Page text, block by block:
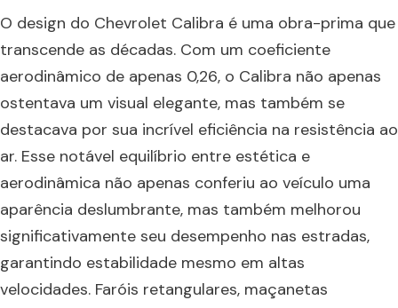
O design do Chevrolet Calibra é uma obra-prima que
transcende as décadas. Com um coeficiente
aerodinâmico de apenas 0,26, o Calibra não apenas
ostentava um visual elegante, mas também se
destacava por sua incrível eficiência na resistência ao
ar. Esse notável equilíbrio entre estética e
aerodinâmica não apenas conferiu ao veículo uma
aparência deslumbrante, mas também melhorou
significativamente seu desempenho nas estradas,
garantindo estabilidade mesmo em altas
velocidades. Faróis retangulares, maçanetas